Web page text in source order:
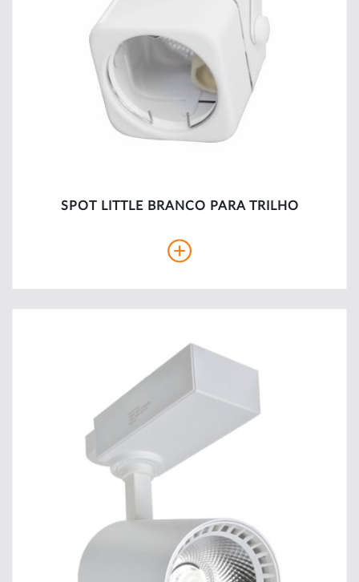
SPOT LITTLE BRANCO PARA TRILHO